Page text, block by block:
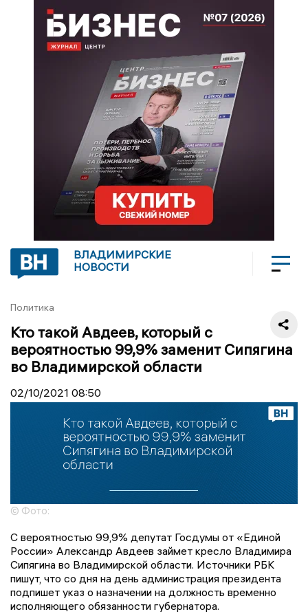
ВЛАДИМИРСКИЕ
НОВОСТИ
Политика
Кто такой Авдеев, который с
вероятностью 99,9% заменит Сипягина
во Владимирской области
02/10/2021 08:50
© Фото:
С вероятностью 99,9% депутат Госдумы от «Единой
России» Александр Авдеев займет кресло Владимира
Сипягина во Владимирской области. Источники РБК
пишут, что со дня на день администрация президента
подпишет указ о назначении на должность временно
исполняющего обязанности губернатора.